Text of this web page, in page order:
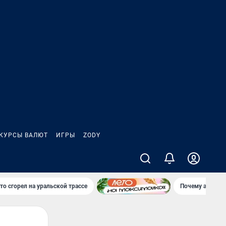
ВАЛЮТ ИГРЫ ZODY
сгорел на уральской трассе Почему атаки